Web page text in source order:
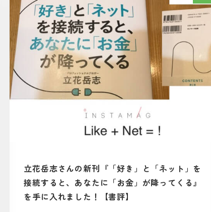
立花岳志さんの新刊『「好き」と「ネット」を
接続すると、あなたに「お金」が降ってくる』
を手に入れました！【書評】